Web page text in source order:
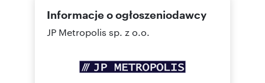
Informacje o ogłoszeniodawcy
JP Metropolis sp. z o.o.